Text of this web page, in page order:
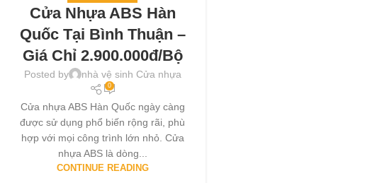
Cửa Nhựa ABS Hàn
Quốc Tại Bình Thuận –
Giá Chỉ 2.900.000đ/bộ
Posted by nhà vệ sinh Cửa nhựa
0
Cửa nhựa ABS Hàn Quốc ngày càng
được sử dụng phổ biến rộng rãi, phù
hợp với mọi công trình lớn nhỏ. Cửa
nhựa ABS là dòng...
CONTINUE READING